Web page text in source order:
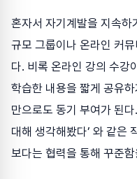
혼자서 자기계발을 지속하
규모 그룹이나 온라인 커
다. 비록 온라인 강의 수강
학습한 내용을 짧게 공유
만으로도 동기 부여가 된다
대해 생각해봤다’ 와 같은
보다는 협력을 통해 꾸준